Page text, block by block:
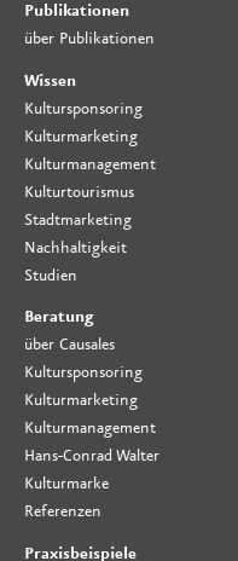
Publikationen
über Publikationen
Wissen
Kultursponsoring
Kulturmarketing
Kulturmanagement
Kulturtourismus
Stadtmarketing
Nachhaltigkeit
Studien
Beratung
über Causales
Kultursponsoring
Kulturmarketing
Kulturmanagement
Hans-Conrad Walter
Kulturmarke
Referenzen
Praxisbeispiele